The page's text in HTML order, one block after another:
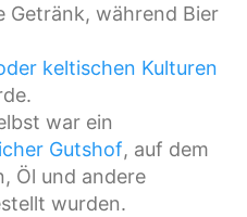
Getränk, während Bier
keltischen Kulturen
war ein
Gutshof, auf dem
Öl und andere
wurden.